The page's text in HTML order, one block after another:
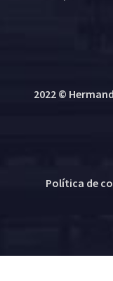
2022 ©
Política de